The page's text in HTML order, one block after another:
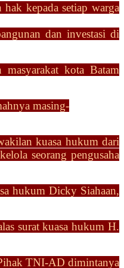
kepada setiap warga
dan investasi di
kota Batam
masing-
kuasa hukum dari
seorang pengusaha
hukum Dicky Siahaan,
surat kuasahukum H.
TNI-AD dimintanya